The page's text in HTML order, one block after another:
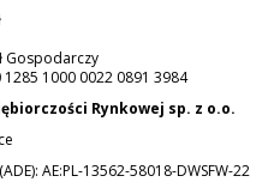
Gospodarczy
1000 0022 0891 3984
Rynkowej sp. z o.o.
AE:PL-13562-58018-DWSFW-22